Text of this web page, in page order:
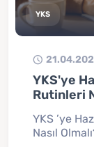
YKS
YKS'ye
Rutinleri
YKS ’ye
Nasıl